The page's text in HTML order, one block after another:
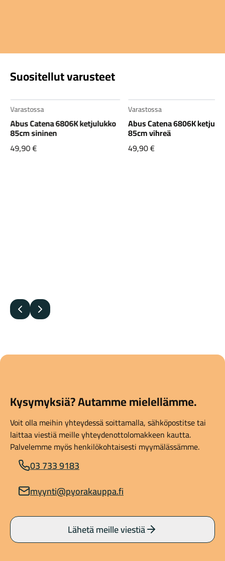
Suositellut varusteet
Varastossa
Abus Catena 6806K ketjulukko
85cm sininen
49,90€
Varastossa
Abus Catena 6806K
85cm vihreä
49,90€
Edellinen
Seuraava
Kysymyksiä? Autamme mielellämme.
Voit olla meihin yhteydessä soittamalla, sähköpostitse tai
laittaa viestiä meille yhteydenottolomakkeen kautta.
Palvelemme myös henkilökohtaisesti myymälässämme.
03 733 9183
myynti@pyorakauppa.fi
Lähetä meille viestiä